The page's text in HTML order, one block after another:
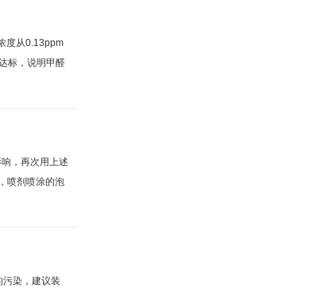
度从0.13ppm
标，说明甲醛
，再次用上述
喷剂喷涂的泡
染，建议装